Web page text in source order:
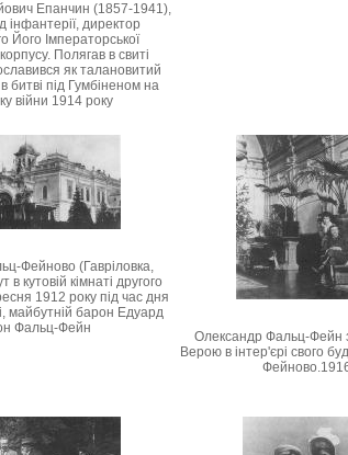
Епанчин (1857-1941),
інфантерії, директор
Його Імператорської
Полягав в свиті
як талановитий
битві під Гумбіненом на
війни 1914 року
Фейново (Гавріловка,
в кутовій кімнаті другого
1912 року під час дня
майбутній барон Едуард
Фальц-Фейн
Олександр Фальц-Фейн
Верою в інтер'єрі свого